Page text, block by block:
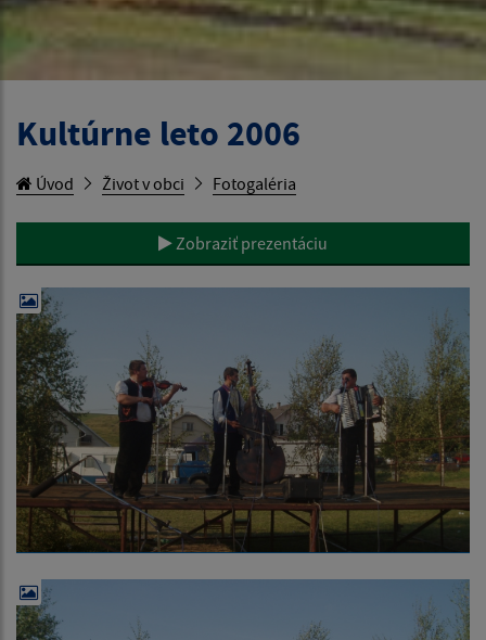
Kultúrne leto 2006
Úvod Život v obci Fotogaléria
Zobraziť prezentáciu